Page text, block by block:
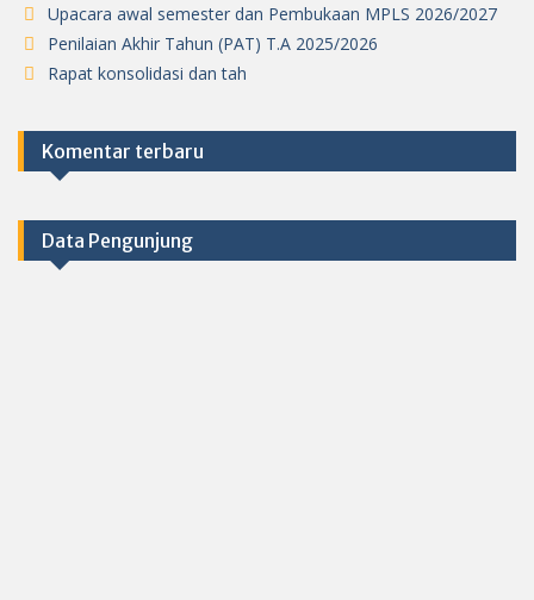
Upacara awal semester dan Pembukaan MPLS 2026/2027
Penilaian Akhir Tahun (PAT) T.A 2025/2026
Rapat konsolidasi dan tah
Komentar terbaru
Data Pengunjung